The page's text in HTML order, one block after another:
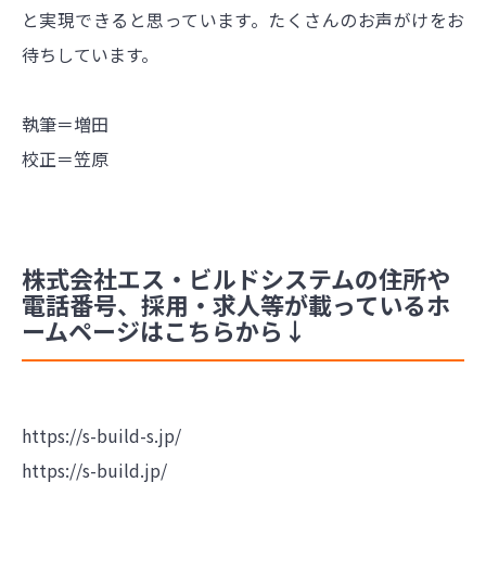
と実現できると思っています。たくさんのお声がけをお
待ちしています。
執筆＝増田
校正＝笠原
株式会社エス・ビルドシステムの住所や
電話番号、採用・求人等が載っているホ
ームページはこちらから↓
https://s-build-s.jp/
https://s-build.jp/